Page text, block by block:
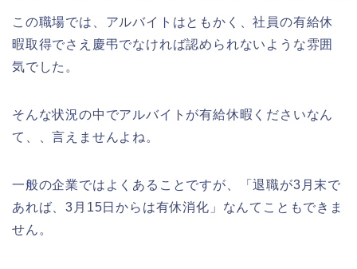
この職場では、アルバイトはともかく、社員の有給休
暇取得でさえ慶弔でなければ認められないような雰囲
気でした。
そんな状況の中でアルバイトが有給休暇くださいなん
て、、言えませんよね。
一般の企業ではよくあることですが、「退職が3月末で
あれば、3月15日からは有休消化」なんてこともできま
せん。